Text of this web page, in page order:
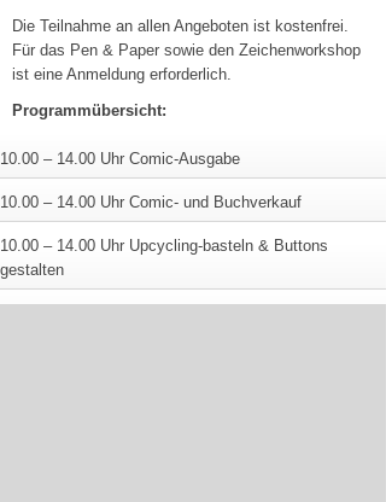
Die Teilnahme an allen Angeboten ist kostenfrei.
Für das Pen & Paper sowie den Zeichenworkshop
ist eine Anmeldung erforderlich.
Programmübersicht:
10.00 – 14.00 Uhr Comic-Ausgabe
10.00 – 14.00 Uhr Comic- und Buchverkauf
10.00 – 14.00 Uhr Upcycling-basteln & Buttons
gestalten